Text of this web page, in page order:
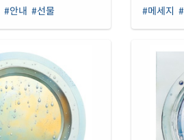
#안내 #선물 #메세지